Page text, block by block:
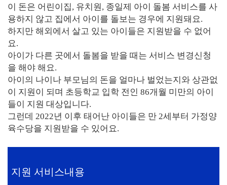
이 돈은 어린이집, 유치원, 종일제 아이 돌봄 서비스를 사
용하지 않고 집에서 아이를 돌보는 경우에 지원돼요.
하지만 해외에서 살고 있는 아이들은 지원받을 수 없어
요.
아이가 다른 곳에서 돌봄을 받을 때는 서비스 변경신청
을 해야 해요.
아이의 나이나 부모님의 돈을 얼마나 벌었는지와 상관없
이 지원이 되며 초등학교 입학 전인 86개월 미만의 아이
들이 지원 대상입니다.
그런데 2022년 이후 태어난 아이들은 만 2세부터 가정양
육수당을 지원받을 수 있어요.
지원 서비스내용